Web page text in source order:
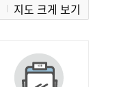
지도 크게 보기